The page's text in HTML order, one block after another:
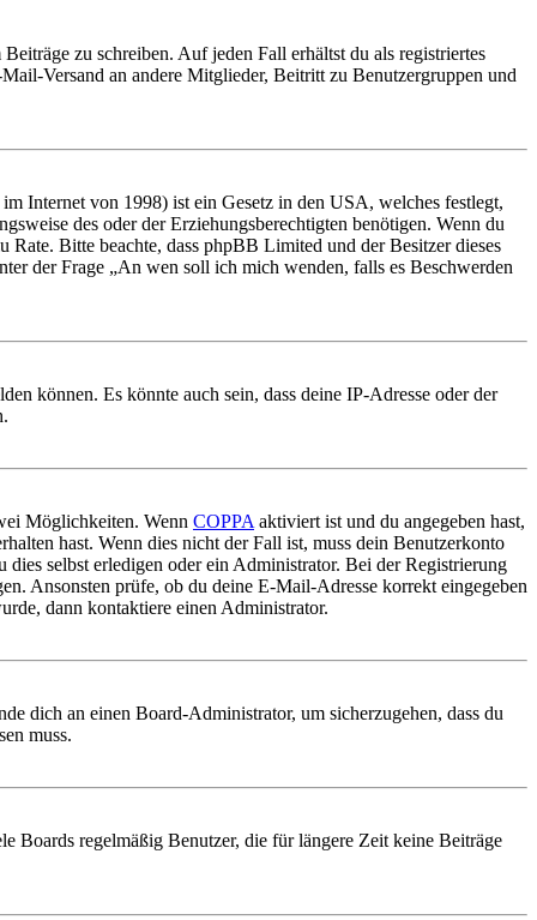
zu schreiben. Auf jeden Fall erhältst du als registriertes
Versand an andere Mitglieder, Beitritt zu Benutzergruppen und
Internet von 1998) ist ein Gesetz in den USA, welches festlegt,
des oder der Erziehungsberechtigten benötigen. Wenn du
Bitte beachte, dass phpBB Limited und der Besitzer dieses
der Frage „An wen soll ich mich wenden, falls es Beschwerden
können. Es könnte auch sein, dass deine IP-Adresse oder der
Möglichkeiten. Wenn COPPA aktiviert ist und du angegeben hast,
hast. Wenn dies nicht der Fall ist, muss dein Benutzerkonto
selbst erledigen oder ein Administrator. Bei der Registrierung
Ansonsten prüfe, ob du deine E-Mail-Adresse korrekt eingegeben
dann kontaktiere einen Administrator.
dich an einen Board-Administrator, um sicherzugehen, dass du
muss.
Boards regelmäßig Benutzer, die für längere Zeit keine Beiträge